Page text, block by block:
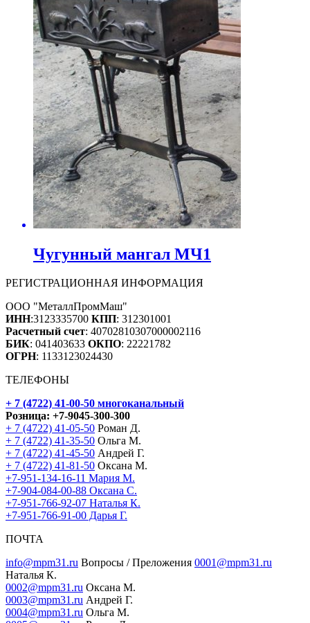
Чугунный мангал МЧ1
РЕГИСТРАЦИОННАЯ ИНФОРМАЦИЯ
ООО "МеталлПромМаш"
ИНН:3123335700 КПП: 312301001
Расчетный счет: 40702810307000002116
БИК: 041403633 ОКПО: 22221782
ОГРН: 1133123024430
ТЕЛЕФОНЫ
+ 7 (4722) 41-00-50 многоканальный
Розница: +7-9045-300-300
+ 7 (4722) 41-05-50 Роман Д.
+ 7 (4722) 41-35-50 Ольга М.
+ 7 (4722) 41-45-50 Андрей Г.
+ 7 (4722) 41-81-50 Оксана М.
+7-951-134-16-11 Мария М.
+7-904-084-00-88 Оксана С.
+7-951-766-92-07 Наталья К.
+7-951-766-91-00 Дарья Г.
ПОЧТА
info@mpm31.ru Вопросы / Преложения 0001@mpm31.ru
Наталья К.
0002@mpm31.ru Оксана М.
0003@mpm31.ru Андрей Г.
0004@mpm31.ru Ольга М.